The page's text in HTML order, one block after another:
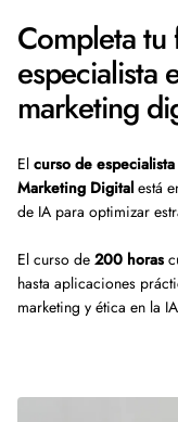
Completa
especialista
marketing
El curso de
Marketing Digital está
de IA para optimizar
El curso de 200 horas
hasta aplicaciones
marketing y ética en la